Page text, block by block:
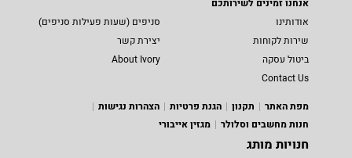
אנחנו זמינים לשירותכם
אודותינו
סניפים (שעות פעילות סניפים)
שירות לקוחות
יצירת קשר
ביטול עסקה
About Ivory
Contact Us
מפת האתר
תקנון הגנת פרטיות
הצהרות נגישות
חנות מחשבים וסלולר
מגזין אייבורי
חנויות מותג